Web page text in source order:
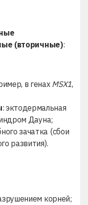
(вторичные):
в генахMSX1,
: эктодермальная
Дауна;
зачатка (сбои
развития).
корней;